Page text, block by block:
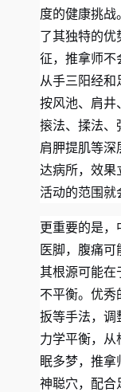
度的健康挑战
了其独特的优
征，推拿师不
从手三阳经
按风池、肩井
㨰法、揉法、
肩胛提肌等深
达病所，效果
活动的范围就
更重要的是，
医脚，腹痛可
其根源可能在
不平衡。优秀
扳等手法，调
力学平衡，从
眠多梦，推拿
神聪穴，配合